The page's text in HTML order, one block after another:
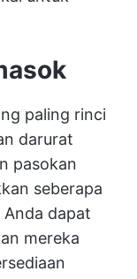
paling rinci
darurat
pasokan
seberapa
dapat
mereka